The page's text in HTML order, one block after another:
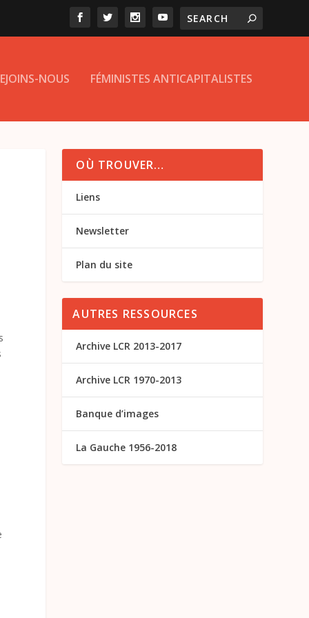
NOUS FÉMINISTES ANTICAPITALISTES
OÙ TROUVER…
Liens
Newsletter
Plan du site
AUTRES RESSOURCES
Archive LCR 2013-2017
Archive LCR 1970-2013
Banque d’images
La Gauche 1956-2018